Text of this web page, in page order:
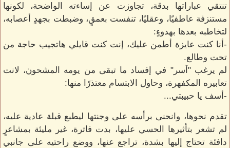
تنتقي عباراتها بدقة، تجاوزت عن إساءته الواضحة، لكونها
مستنزفة عاطفيًا، وعقليًا، تنفست بعمقٍ، وضبطت بجهدٍ أعصابه،
لتخاطبه بعدها بهدوءٍ:
-أنا كنت عايزة أطمن عليك، إنت كنت قايلي هاتجيب حاجة من
تحت وطالع.
لم يرغب "آسر" في إفساد ما تبقى من يومه المشحون، لانت
تعابيره المكفهرة، وحاول الابتسام معتذرًا منها:
-أسف يا حبيبتي...
تقدم نحوها، وانحنى برأسه على وجنتها ليطبع قبلة عادية عليه،
لم تشعر بتأثيرها الحسي عليها، بدت فاترة، غير مليئة بمشاعرٍ
دافئة تحتاج إليها بشدة، تراجع عنها، ووضع راحتيه على جانبي